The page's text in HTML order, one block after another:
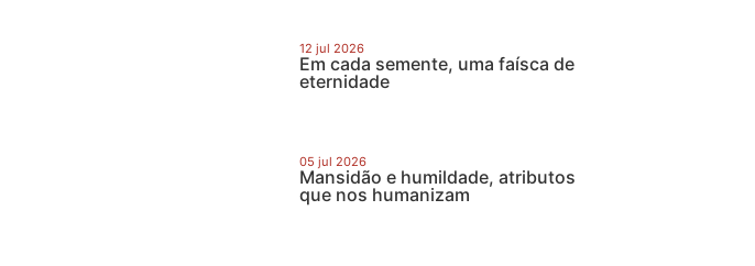
12 jul 2026
Em cada semente, uma faísca de
eternidade
05 jul 2026
Mansidão e humildade, atributos
que nos humanizam